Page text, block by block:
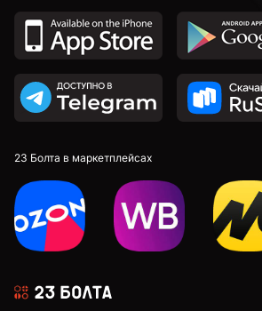
23 Болта в маркетплейсах